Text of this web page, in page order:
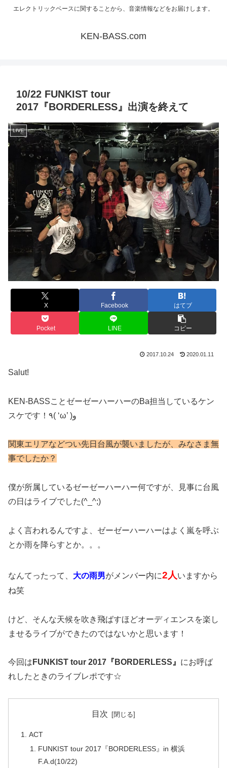
エレクトリックベースに関することから、音楽情報などをお届けします。
KEN-BASS.com
10/22 FUNKIST tour
2017『BORDERLESS』出演を終えて
LIVE
X Facebook はてブ
Pocket LINE コピー
2017.10.24 2020.01.11
Salut!
KEN-BASSことゼーゼーハーハーのBa担当しているケン
スケです！٩( ‘ω’ )و
関東エリアなどつい先日台風が襲いましたが、みなさま無
事でしたか？
僕が所属しているゼーゼーハーハー何ですが、見事に台風
の日はライブでした(^_^;)
よく言われるんですよ、ゼーゼーハーハーはよく嵐を呼ぶ
とか雨を降らすとか。。。
なんてったって、 大の雨男がメンバー内に2人 いますから
ね笑
けど、そんな天候を吹き飛ばすほどオーディエンスを楽し
ませるライブができたのではないかと思います！
今回は FUNKIST tour 2017『BORDERLESS』 にお呼ば
れしたときのライブレポです☆
目次
ACT
FUNKIST tour 2017『BORDERLESS』in 横浜
F.A.d(10/22)